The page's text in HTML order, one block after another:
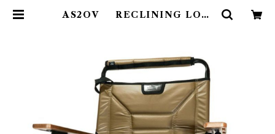
AS2OV RECLINING LOW